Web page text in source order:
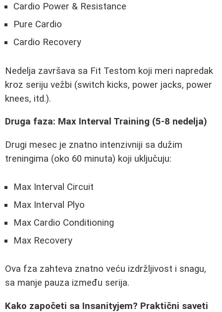
Cardio Power & Resistance
Pure Cardio
Cardio Recovery
Nedelja završava sa Fit Testom koji meri napredak
kroz seriju vežbi (switch kicks, power jacks, power
knees, itd.).
Druga faza: Max Interval Training (5-8 nedelja)
Drugi mesec je znatno intenzivniji sa dužim
treningima (oko 60 minuta) koji uključuju:
Max Interval Circuit
Max Interval Plyo
Max Cardio Conditioning
Max Recovery
Ova fza zahteva znatno veću izdržljivost i snagu,
sa manje pauza između serija.
Kako započeti sa Insanityjem? Praktični saveti